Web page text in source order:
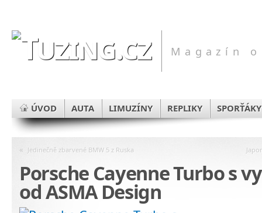
Magazín
ÚVOD AUTA LIMUZÍNY REPLIKY SPORŤÁKY
« Jedinečně zbarvené BMW 5 z Ruska
Porsche Cayenne Turbo s
od ASMA Design